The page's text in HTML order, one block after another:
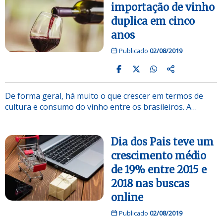
importação de vinho
duplica em cinco
anos
Publicado 02/08/2019
De forma geral, há muito o que crescer em termos de
cultura e consumo do vinho entre os brasileiros. A…
Dia dos Pais teve um
crescimento médio
de 19% entre 2015 e
2018 nas buscas
online
Publicado 02/08/2019